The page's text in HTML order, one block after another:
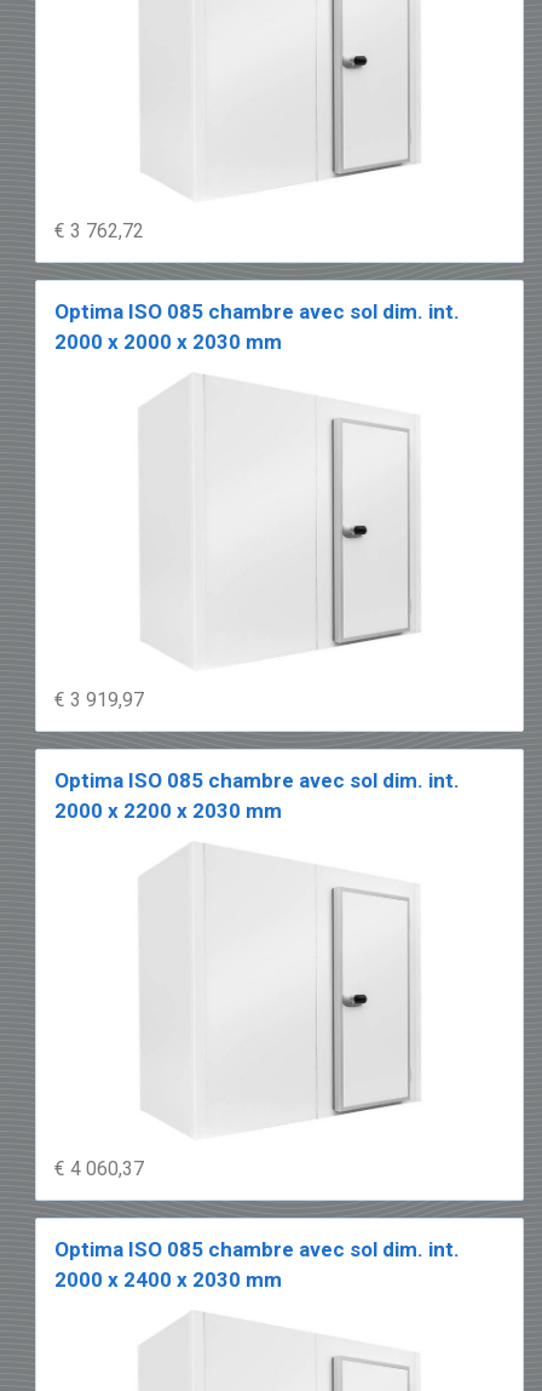
€ 3 762,72
Optima ISO 085 chambre avec sol dim. int.
2000 x 2000 x 2030 mm
€ 3 919,97
Optima ISO 085 chambre avec sol dim. int.
2000 x 2200 x 2030 mm
€ 4 060,37
Optima ISO 085 chambre avec sol dim. int.
2000 x 2400 x 2030 mm